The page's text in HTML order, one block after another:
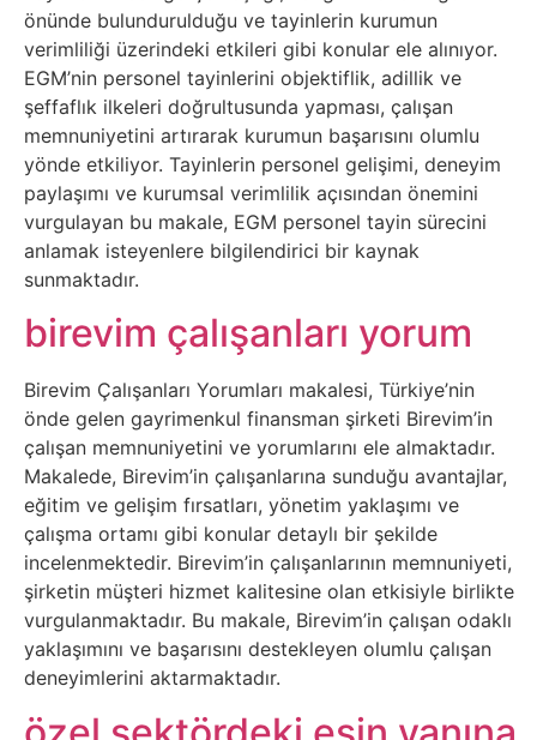
E-
Devlet
Eğitim
Elektronik
Cihazlar
Facebook
Felsefe
Finans
Genel
Gezi
Gizem
Grafik
önünde bulundurulduğu ve tayinlerin kurumun
verimliliği üzerindeki etkileri gibi konular ele alınıyor.
EGM’nin personel tayinlerini objektiflik, adillik ve
şeffaflık ilkeleri doğrultusunda yapması, çalışan
memnuniyetini artırarak kurumun başarısını olumlu
yönde etkiliyor. Tayinlerin personel gelişimi, deneyim
paylaşımı ve kurumsal verimlilik açısından önemini
vurgulayan bu makale, EGM personel tayin sürecini
anlamak isteyenlere bilgilendirici bir kaynak
sunmaktadır.
birevim çalışanları yorum
Birevim Çalışanları Yorumları makalesi, Türkiye’nin
önde gelen gayrimenkul finansman şirketi Birevim’in
çalışan memnuniyetini ve yorumlarını ele almaktadır.
Makalede, Birevim’in çalışanlarına sunduğu avantajlar,
eğitim ve gelişim fırsatları, yönetim yaklaşımı ve
çalışma ortamı gibi konular detaylı bir şekilde
incelenmektedir. Birevim’in çalışanlarının memnuniyeti,
şirketin müşteri hizmet kalitesine olan etkisiyle birlikte
vurgulanmaktadır. Bu makale, Birevim’in çalışan odaklı
yaklaşımını ve başarısını destekleyen olumlu çalışan
deneyimlerini aktarmaktadır.